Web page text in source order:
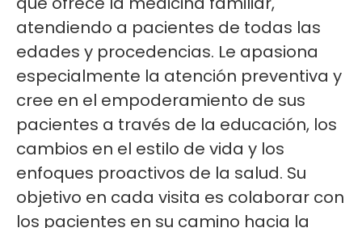
atendiendo a pacientes de todas las
edades y procedencias. Le apasiona
especialmente la atención preventiva y
cree en el empoderamiento de sus
pacientes a través de la educación, los
cambios en el estilo de vida y los
enfoques proactivos de la salud. Su
objetivo en cada visita es colaborar con
los pacientes en su camino hacia la